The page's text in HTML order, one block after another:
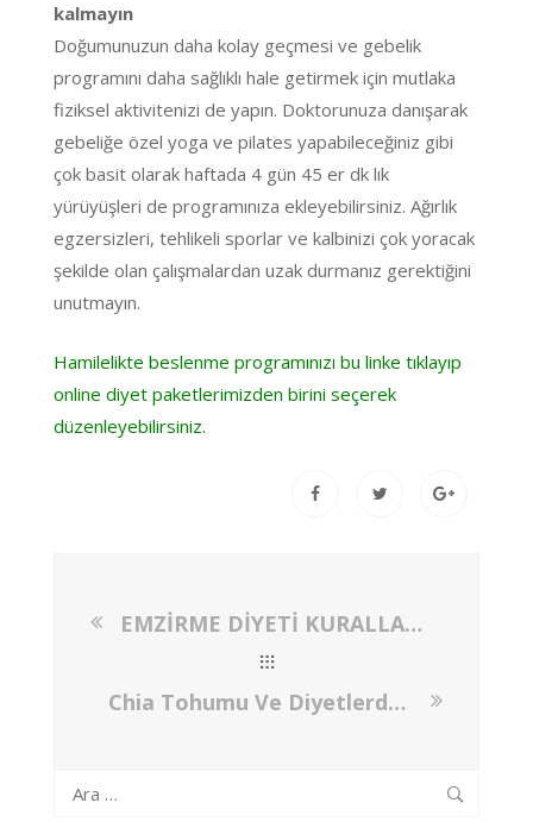
kalmayın
Doğumunuzun daha kolay geçmesi ve gebelik
programını daha sağlıklı hale getirmek için mutlaka
fiziksel aktivitenizi de yapın. Doktorunuza danışarak
gebeliğe özel yoga ve pilates yapabileceğiniz gibi
çok basit olarak haftada 4 gün 45 er dk lık
yürüyüşleri de programınıza ekleyebilirsiniz. Ağırlık
egzersizleri, tehlikeli sporlar ve kalbinizi çok yoracak
şekilde olan çalışmalardan uzak durmanız gerektiğini
unutmayın.
Hamilelikte beslenme programınızı bu linke tıklayıp
online diyet paketlerimizden birini seçerek
düzenleyebilirsiniz.
EMZİRME DİYETİ KURALLARI
Chia Tohumu Ve Diyetlerde Kullanımı
Arama: